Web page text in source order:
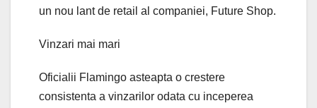
un nou lant de retail al companiei, Future Shop.
Vinzari mai mari
Oficialii Flamingo asteapta o crestere
consistenta a vinzarilor odata cu inceperea